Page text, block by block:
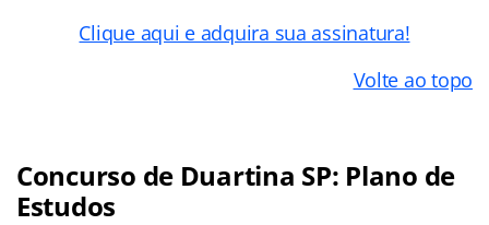
Clique aqui e adquira sua assinatura!
Volte ao topo
Concurso de Duartina SP: Plano de
Estudos